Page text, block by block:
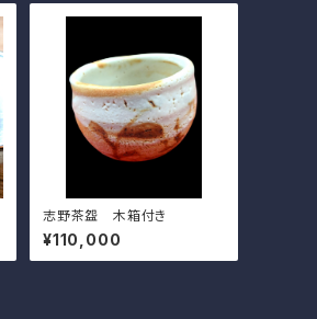
志野茶盌 木箱付き
¥110,000